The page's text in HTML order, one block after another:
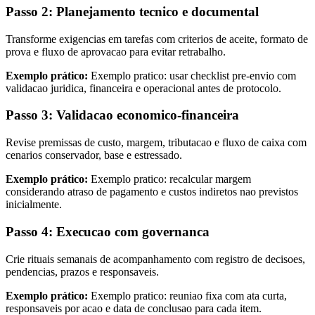
Passo 2: Planejamento tecnico e documental
Transforme exigencias em tarefas com criterios de aceite, formato de
prova e fluxo de aprovacao para evitar retrabalho.
Exemplo prático: Exemplo pratico: usar checklist pre-envio com
validacao juridica, financeira e operacional antes de protocolo.
Passo 3: Validacao economico-financeira
Revise premissas de custo, margem, tributacao e fluxo de caixa com
cenarios conservador, base e estressado.
Exemplo prático: Exemplo pratico: recalcular margem
considerando atraso de pagamento e custos indiretos nao previstos
inicialmente.
Passo 4: Execucao com governanca
Crie rituais semanais de acompanhamento com registro de decisoes,
pendencias, prazos e responsaveis.
Exemplo prático: Exemplo pratico: reuniao fixa com ata curta,
responsaveis por acao e data de conclusao para cada item.